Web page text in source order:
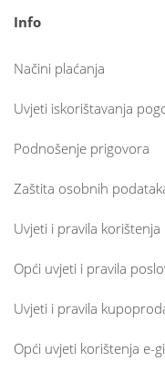
Info
Načini plaćanja
Uvjeti iskorištavanja
Podnošenje prigovora
Zaštita osobnih
Uvjeti i pravila
Opći uvjeti i pravila
Uvjeti i pravila
Opći uvjeti korištenja e-